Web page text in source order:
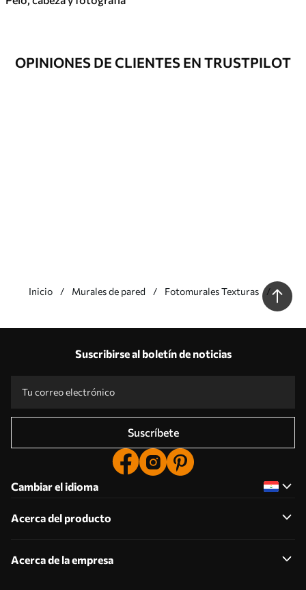
OPINIONES DE CLIENTES EN TRUSTPILOT
Inicio Murales de pared Fotomurales Texturas
Producción según tallas individuales
Códigos promocionales con descuentos por pedido
Suscribirse al boletín de noticias
Suscríbete
Cambiar el idioma
Acerca del producto
Acerca de la empresa